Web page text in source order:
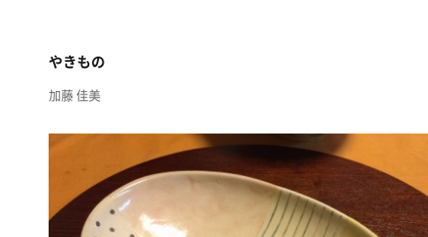
やきもの
加藤 佳美